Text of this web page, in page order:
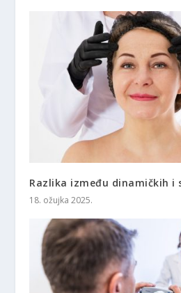
Razlika između dinamičkih
18. ožujka 2025.